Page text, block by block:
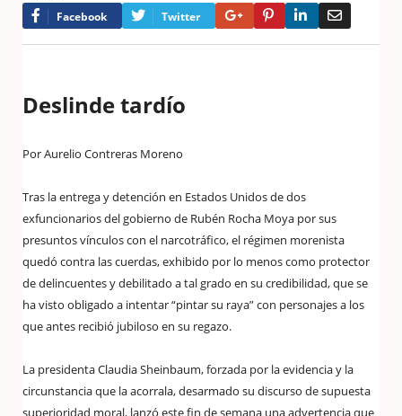
Facebook Twitter Google+PinterestLinkedIn
Deslinde tardío
Por Aurelio Contreras Moreno
Tras la entrega y detención en Estados Unidos de dos
exfuncionarios del gobierno de Rubén Rocha Moya por sus
presuntos vínculos con el narcotráfico, el régimen morenista
quedó contra las cuerdas, exhibido por lo menos como protector
de delincuentes y debilitado a tal grado en su credibilidad, que se
ha visto obligado a intentar “pintar su raya” con personajes a los
que antes recibió jubiloso en su regazo.
La presidenta Claudia Sheinbaum, forzada por la evidencia y la
circunstancia que la acorrala, desarmado su discurso de supuesta
superioridad moral, lanzó este fin de semana una advertencia que